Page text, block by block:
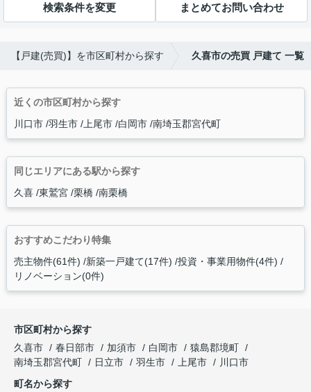
検索条件を変更 まとめてお問い合わせ
【戸建(売買)】を市区町村から探す 久喜市の売買 戸建て 一覧
近くの市区町村から探す
川口市 羽生市 上尾市 白岡市 南埼玉郡宮代町
同じエリアにある駅から探す
久喜 東鷲宮 栗橋 南栗橋
おすすめこだわり特集
売主物件(61件) 新築一戸建て(17件) 投資・事業用物件(4件)
リノベーション(0件)
市区町村から探す
久喜市
春日部市 加須市 白岡市
猿島郡境町
南埼玉郡宮代町
日立市 羽生市 上尾市
川口市
町名から探す